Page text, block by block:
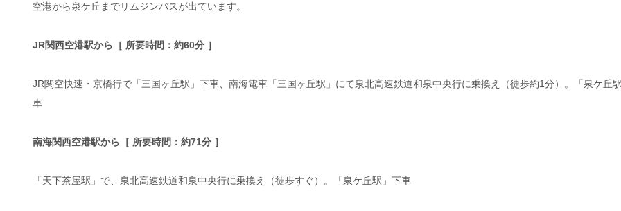
空港から泉ケ丘までリムジンバスが出ています。
JR関西空港駅から［ 所要時間：約60分 ］
JR関空快速・京橋行で「三国ヶ丘駅」下車、南海電車「三国ヶ丘駅」にて泉北高速鉄道和泉中央行に乗換え（徒歩約1分）。「泉ケ丘
車
南海関西空港駅から［ 所要時間：約71分 ］
「天下茶屋駅」で、泉北高速鉄道和泉中央行に乗換え（徒歩すぐ）。「泉ケ丘駅」下車